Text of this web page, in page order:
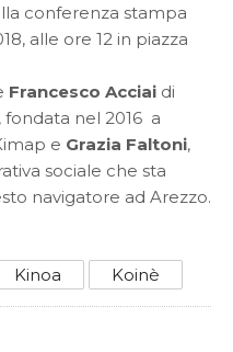
conferenza stampa
alle ore 12 in piazza
Francesco Acciai di
fondata nel 2016 a
e Grazia Faltoni,
sociale che sta
navigatore ad Arezzo.
Kinoa Koinè